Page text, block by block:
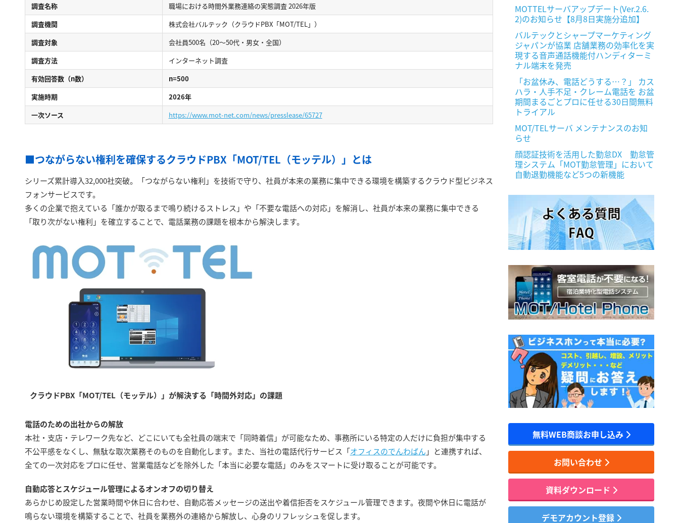
調査名称
職場における時間外業務連絡の実態調査 2026年版
調査機関
株式会社バルテック（クラウドPBX「MOT/TEL」）
調査対象
会社員500名（20〜50代・男女・全国）
調査方法
インターネット調査
有効回答数（n数）
n=500
実施時期
2026年
一次ソース
https://www.mot-net.com/news/presslease/65727
■つながらない権利を確保するクラウドPBX「MOT/TEL（モッテル）」とは
シリーズ累計導入32,000社突破。「つながらない権利」を技術で守り、社員が本来の業務に集中できる環境を構築するクラウド型ビジネス
フォンサービスです。
多くの企業で抱えている「誰かが取るまで鳴り続けるストレス」や「不要な電話への対応」を解消し、社員が本来の業務に集中できる
「取り次がない権利」を確立することで、電話業務の課題を根本から解決します。
クラウドPBX「MOT/TEL（モッテル）」が解決する「時間外対応」の課題
電話のための出社からの解放
本社・支店・テレワーク先など、どこにいても全社員の端末で「同時着信」が可能なため、事務所にいる特定の人だけに負担が集中する
不公平感をなくし、無駄な取次業務そのものを自動化します。また、当社の電話代行サービス「オフィスのでんわばん 」と連携すれば、
全ての一次対応をプロに任せ、営業電話などを除外した「本当に必要な電話」のみをスマートに受け取ることが可能です。
自動応答とスケジュール管理によるオンオフの切り替え
あらかじめ設定した営業時間や休日に合わせ、自動応答メッセージの送出や着信拒否をスケジュール管理できます。夜間や休日に電話が
鳴らない環境を構築することで、社員を業務外の連絡から解放し、心身のリフレッシュを促します。
MOTTELサーバアップデート(Ver.2.6.
2)のお知らせ【8月8日実施分追加】
バルテックとシャープマーケティング
ジャパンが協業 店舗業務の効率化を実
現する音声通話機能付ハンディターミ
ナル端末を発売
「お盆休み、電話どうする…？」 カス
ハラ・人手不足・クレーム電話を お盆
期間まるごとプロに任せる30日間無料
トライアル
MOT/TELサーバ メンテナンスのお知
らせ
顔認証技術を活用した勤怠DX 勤怠管
理システム「MOT勤怠管理」において
自動退勤機能など5つの新機能
無料WEB商談お申し込み
お問い合わせ
資料ダウンロード
デモアカウント登録